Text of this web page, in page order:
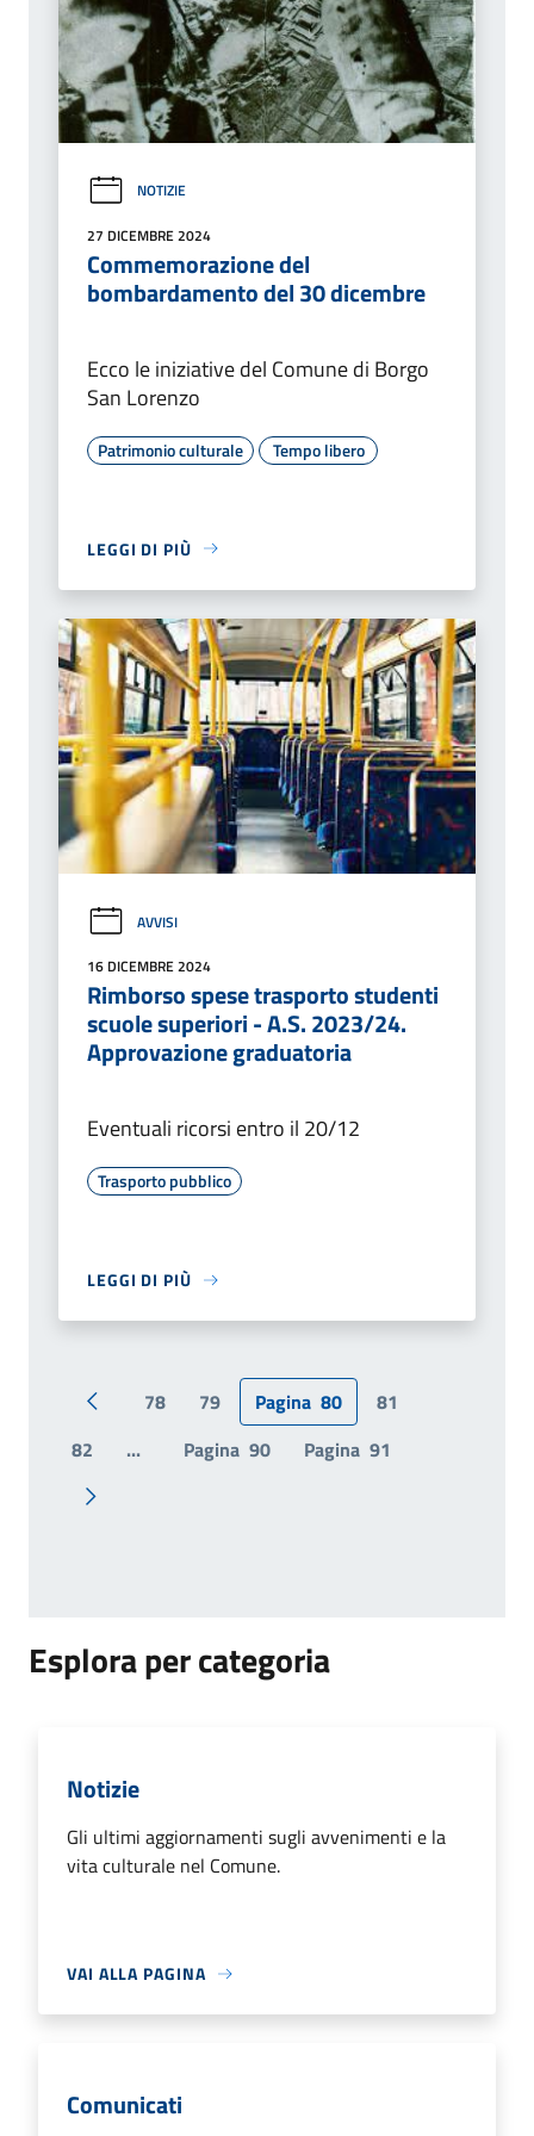
NOTIZIE
27 DICEMBRE 2024
Commemorazione del
bombardamento del 30 dicembre
Ecco le iniziative del Comune di Borgo
San Lorenzo
Patrimonio culturale Tempo libero
LEGGI DI PIÙ
AVVISI
16 DICEMBRE 2024
Rimborso spese trasporto studenti
scuole superiori - A.S. 2023/24.
Approvazione graduatoria
Eventuali ricorsi entro il 20/12
Trasporto pubblico
LEGGI DI PIÙ
Pagina precedente
78 79 Pagina 80
81
82
... Pagina 90 Pagina 91
Pagina successiva
Esplora per categoria
Notizie
Gli ultimi aggiornamenti sugli avvenimenti e la
vita culturale nel Comune.
VAI ALLA PAGINA
Comunicati